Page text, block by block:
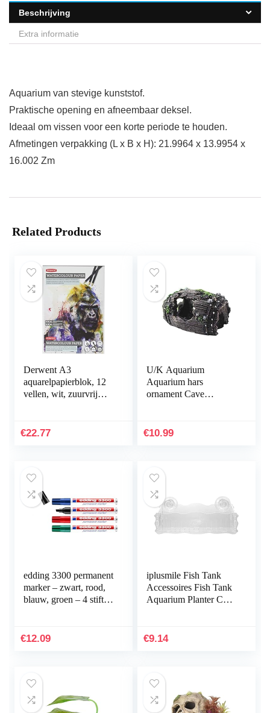
Beschrijving
Extra informatie
Aquarium van stevige kunststof.
Praktische opening en afneembaar deksel.
Ideaal om vissen voor een korte periode te houden.
Afmetingen verpakking (L x B x H): 21.9964 x 13.9954 x
16.002 Zm
Related Products
Derwent A3
aquarelpapierblok, 12
vellen, wit, zuurvrij
€22.77
U/K Aquarium
Aquarium hars
ornament Cave
decor zwart M
€10.99
edding 3300 permanent
marker – zwart, rood,
blauw, groen – 4 stiften
permanent marker…
€12.09
iplusmile Fish Tank
Accessoires Fish Tank
Aquarium Planter Cup
€9.14